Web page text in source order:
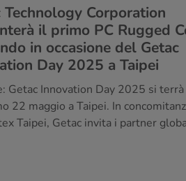
Technology Corporation
il primo PC Rugged
in occasione del Getac
Day 2025 a Taipei
Getac Innovation Day 2025 si
22 maggio a Taipei. In
Taipei, Getac invita i partner